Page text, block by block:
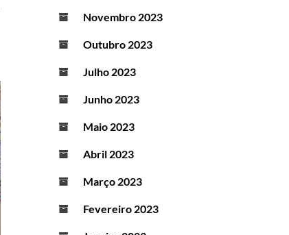
Novembro 2023
Outubro 2023
Julho 2023
Junho 2023
Maio 2023
Abril 2023
Março 2023
Fevereiro 2023